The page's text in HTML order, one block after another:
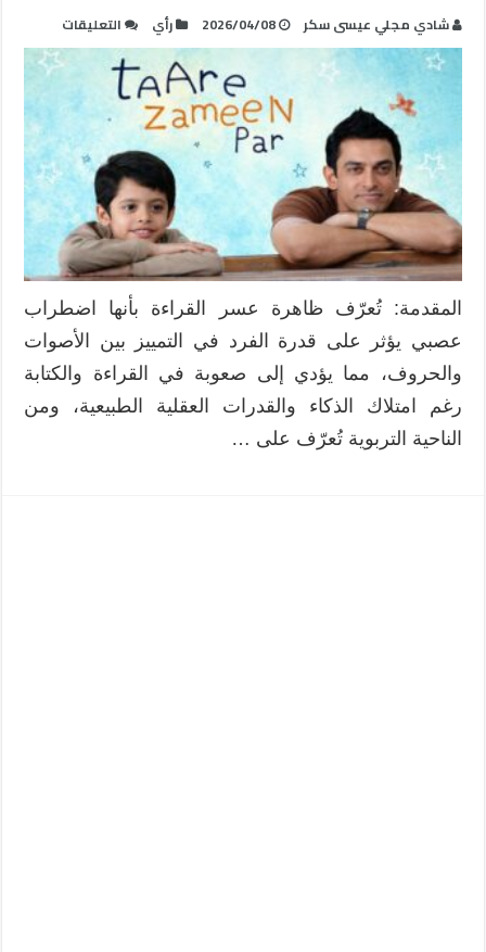
شادي مجلي عيسى سكر 2026/04/08 رأي التعليقات
رحلة
إيشان
العزلة
إلى
الإبداع:
قراءة
تربوية
في
فيلم
“Taare
Zameen
Par”
مغلقة
المقدمة: تُعرّف ظاهرة عسر القراءة بأنها اضطراب
عصبي يؤثر على قدرة الفرد في التمييز بين الأصوات
والحروف، مما يؤدي إلى صعوبة في القراءة والكتابة
رغم امتلاك الذكاء والقدرات العقلية الطبيعية، ومن
الناحية التربوية تُعرّف على …